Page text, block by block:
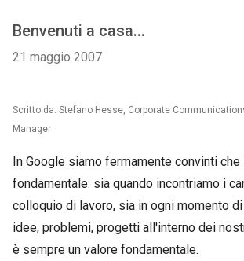
Benvenuti a casa...
21 maggio 2007
Scritto da: Stefano Hesse, Corporate
Manager
In Google siamo fermamente convinti
fondamentale: sia quando incontriamo i
colloquio di lavoro, sia in ogni momento
idee, problemi, progetti all'interno dei
è sempre un valore fondamentale.